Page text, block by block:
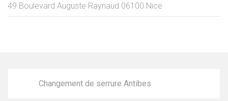
49 Boulevard Auguste Raynaud 06100 Nice
Changement de serrure Antibes